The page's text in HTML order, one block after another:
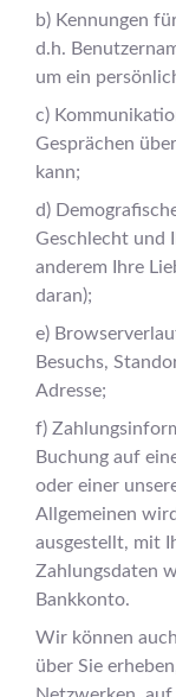
b) Kennungen
d.h.
um ein
c)
Gesprächen
kann;
d)
Geschlecht und
anderem Ihre
daran);
e)
Besuchs,
Adresse;
f)
Buchung auf
oder einer
Allgemeinen
ausgestellt, mit
Zahlungsdaten
Bankkonto.
Wir können
über Sie